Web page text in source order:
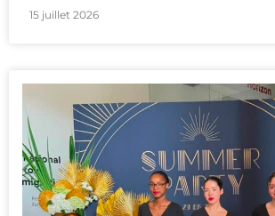
15 juillet 2026